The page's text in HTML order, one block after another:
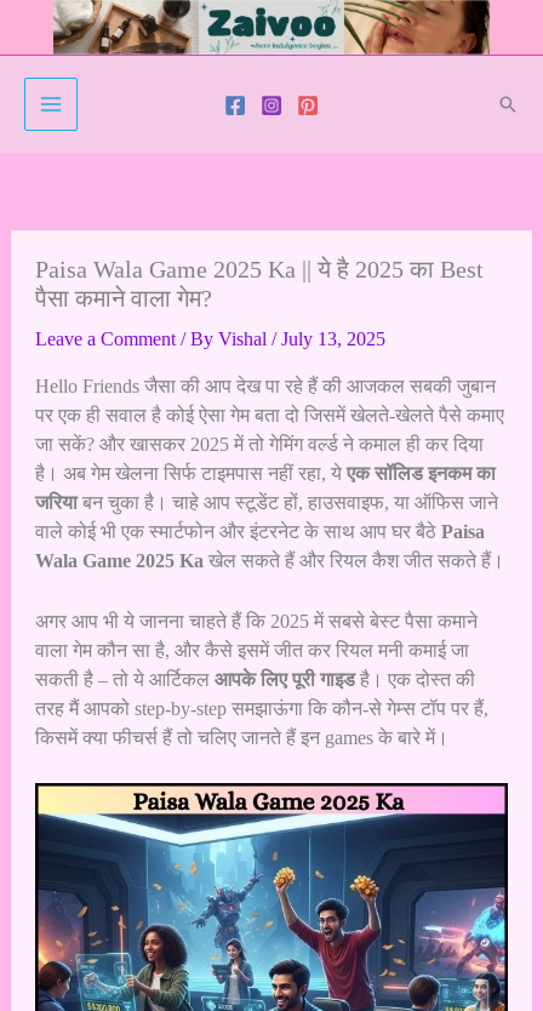
Paisa Wala Game 2025 Ka || ये है 2025 का Best
पैसा कमाने वाला गेम?
Leave a Comment / By Vishal /July 13, 2025
Hello Friends जैसा की आप देख पा रहे हैं की आजकल सबकी जुबान
पर एक ही सवाल है कोई ऐसा गेम बता दो जिसमें खेलते-खेलते पैसे कमाए
जा सकें? और खासकर 2025 में तो गेमिंग वर्ल्ड ने कमाल ही कर दिया
है। अब गेम खेलना सिर्फ टाइमपास नहीं रहा, ये एक सॉलिड इनकम का
जरियाबन चुका है। चाहे आप स्टूडेंट हों, हाउसवाइफ, या ऑफिस जाने
वाले कोई भी एक स्मार्टफोन और इंटरनेट के साथ आप घर बैठे Paisa
Wala Game 2025 Ka खेल सकते हैं और रियल कैश जीत सकते हैं।
अगर आप भी ये जानना चाहते हैं कि 2025 में सबसे बेस्ट पैसा कमाने
वाला गेम कौन सा है, और कैसे इसमें जीत कर रियल मनी कमाई जा
सकती है – तो ये आर्टिकल आपके लिए पूरी गाइडहै। एक दोस्त की
तरह मैं आपको step-by-step समझाऊंगा कि कौन-से गेम्स टॉप पर हैं,
किसमें क्या फीचर्स हैं तो चलिए जानते हैं इन games के बारे में।